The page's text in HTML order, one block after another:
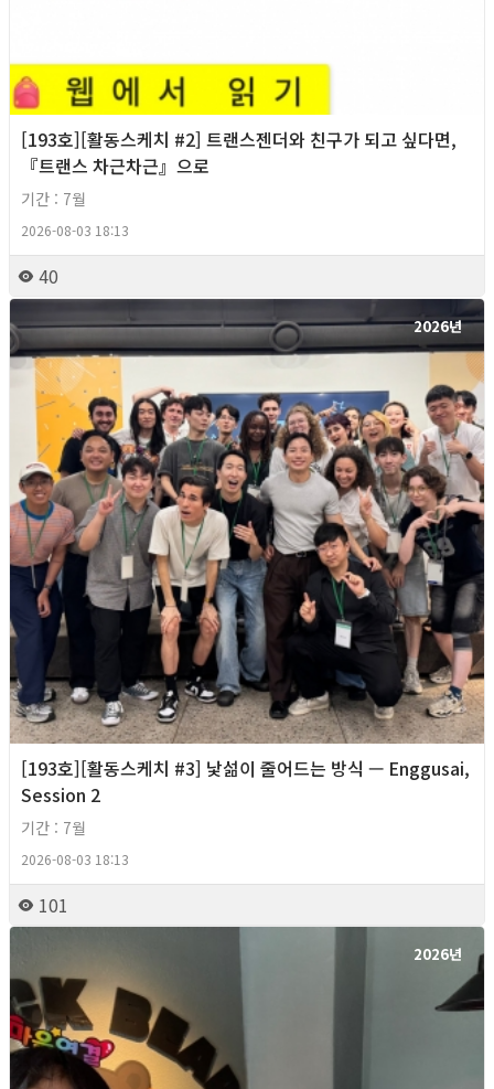
[193호][활동스케치 #2] 트랜스젠더와 친구가 되고 싶다면,
『트랜스 차근차근』으로
기간 : 7월
2026-08-03 18:13
40
2026년
[193호][활동스케치 #3] 낯섦이 줄어드는 방식 — Enggusai,
Session 2
기간 : 7월
2026-08-03 18:13
101
2026년